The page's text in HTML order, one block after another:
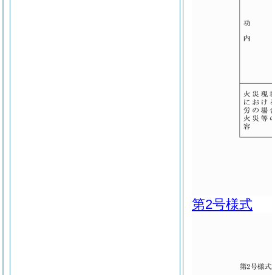
第2号様式